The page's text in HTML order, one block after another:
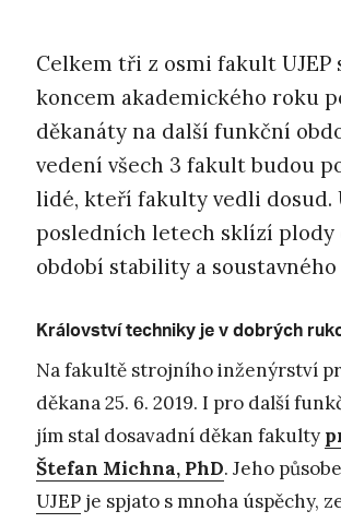
Celkem tři z osmi fakult UJEP
koncem akademického roku
děkanáty na další funkční
vedení všech 3 fakult budou
lidé, kteří fakulty vedli dosud.
posledních letech sklízí plody
období stability a soustavného
Království techniky je v dobrých
Na fakultě strojního inženýrství
děkana 25. 6. 2019. I pro další
jím stal dosavadní děkan fakulty
Štefan Michna, PhD. Jeho
UJEP je spjato s mnoha úspěchy,